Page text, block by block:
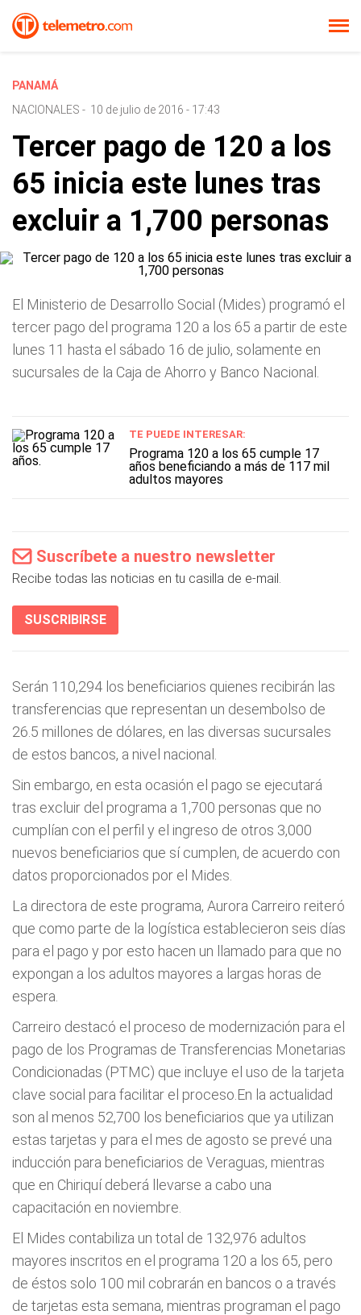
PANAMÁ
NACIONALES - 10 de julio de 2016 - 17:43
Tercer pago de 120 a los
65 inicia este lunes tras
excluir a 1,700 personas
El Ministerio de Desarrollo Social (Mides) programó el
tercer pago del programa 120 a los 65 a partir de este
lunes 11 hasta el sábado 16 de julio, solamente en
sucursales de la Caja de Ahorro y Banco Nacional.
TE PUEDE INTERESAR:
Programa 120 a los 65 cumple 17
años beneficiando a más de 117 mil
adultos mayores
Suscríbete a nuestro newsletter
Recibe todas las noticias en tu casilla de e-mail.
SUSCRIBIRSE
Serán 110,294 los beneficiarios quienes recibirán las
transferencias que representan un desembolso de
26.5 millones de dólares, en las diversas sucursales
de estos bancos, a nivel nacional.
Sin embargo, en esta ocasión el pago se ejecutará
tras excluir del programa a 1,700 personas que no
cumplían con el perfil y el ingreso de otros 3,000
nuevos beneficiarios que sí cumplen, de acuerdo con
datos proporcionados por el Mides.
La directora de este programa, Aurora Carreiro reiteró
que como parte de la logística establecieron seis días
para el pago y por esto hacen un llamado para que no
expongan a los adultos mayores a largas horas de
espera.
Carreiro destacó el proceso de modernización para el
pago de los Programas de Transferencias Monetarias
Condicionadas (PTMC) que incluye el uso de la tarjeta
clave social para facilitar el proceso.En la actualidad
son al menos 52,700 los beneficiarios que ya utilizan
estas tarjetas y para el mes de agosto se prevé una
inducción para beneficiarios de Veraguas, mientras
que en Chiriquí deberá llevarse a cabo una
capacitación en noviembre.
El Mides contabiliza un total de 132,976 adultos
mayores inscritos en el programa 120 a los 65, pero
de éstos solo 100 mil cobrarán en bancos o a través
de tarjetas esta semana, mientras programan el pago